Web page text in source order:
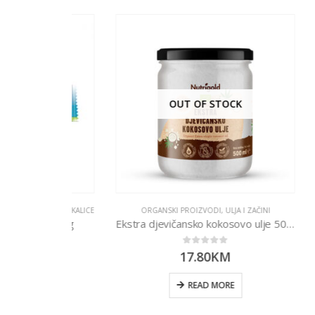
OUT OF STOCK
ORGANSKI PROIZVODI,ULJA I ZAČINI
Ekstra djevičansko kokosovo ulje 500ml
out of 5KM
READ MORE